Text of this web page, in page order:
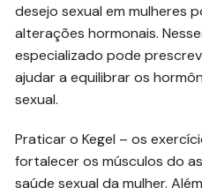
desejo sexual em mulheres
alterações hormonais.
especializado pode
ajudar a equilibrar os
sexual.
Praticar o Kegel – os
fortalecer os músculos do
saúde sexual da mulher.